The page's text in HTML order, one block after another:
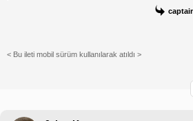
< Bu ileti mobil sürüm kullanılarak atıldı >